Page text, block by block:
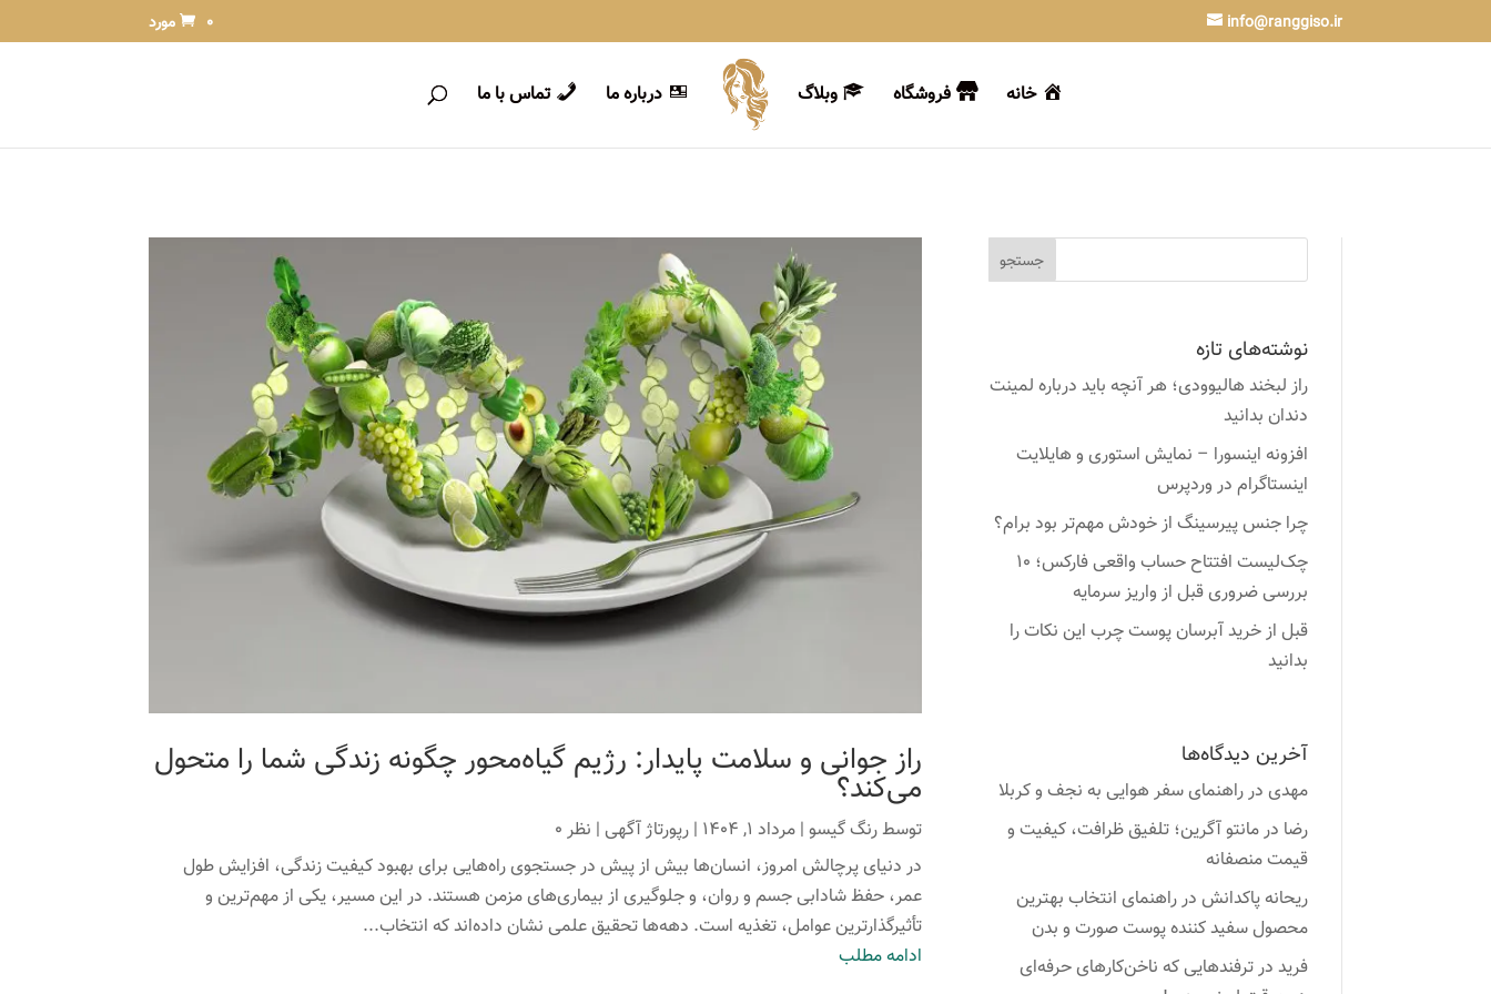
info@ranggiso.ir 0 مورد
خانه فروشگاه وبلاگ درباره ما تماس با ما
راز جوانی و سلامت پایدار: رژیم گیاه‌محور چگونه زندگی شما را متحول
می‌کند؟
توسطرنگ گیسو| مرداد 1, 1404 | رپورتاژ آگهی| نظر 0
در دنیای پرچالش امروز، انسان‌ها بیش از پیش در جستجوی راه‌هایی برای بهبود کیفیت زندگی، افزایش طول
عمر، حفظ شادابی جسم و روان، و جلوگیری از بیماری‌های مزمن هستند. در این مسیر، یکی از مهم‌ترین و
تأثیرگذارترین عوامل، تغذیه است. دهه‌ها تحقیق علمی نشان داده‌اند که انتخاب...
ادامه مطلب
نوشته‌های تازه
راز لبخند هالیوودی؛ هر آنچه باید درباره لمینت
دندان بدانید
افزونه اینسورا – نمایش استوری و هایلایت
اینستاگرام در وردپرس
چرا جنس پیرسینگ از خودش مهم‌تر بود برام؟
چک‌لیست افتتاح حساب واقعی فارکس؛ ۱۰
بررسی ضروری قبل از واریز سرمایه
قبل از خرید آبرسان پوست چرب این نکات را
بدانید
آخرین دیدگاه‌ها
مهدی درراهنمای سفر هوایی به نجف و کربلا
رضا درمانتو آگرین؛ تلفیق ظرافت، کیفیت و
قیمت منصفانه
ریحانه پاکدانش درراهنمای انتخاب بهترین
محصول سفید کننده پوست صورت و بدن
فرید درترفندهایی که ناخن‌کارهای حرفه‌ای